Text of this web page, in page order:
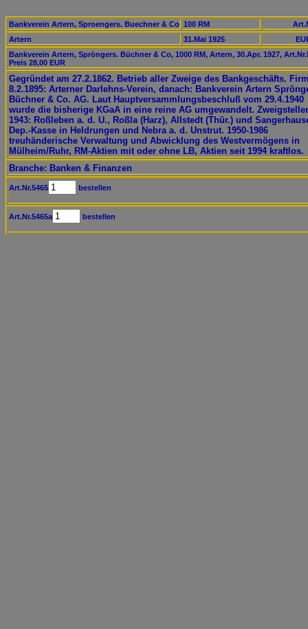
Bankverein Artern, Sproengers. Buechner & Co 100 RM
Artern
31.Mai 1925
Bankverein Artern, Spröngers. Büchner & Co, 1000 RM, Artern, 30.Apr. 1927,
Preis 28,00 EUR
Gegründet am 27.2.1862. Betrieb aller Zweige des Bankgeschäfts.
8.2.1895: Arterner Darlehns-Verein, danach: Bankverein Artern
Büchner & Co. AG. Laut Hauptversammlungsbeschluß vom 29.4.1940
wurde die bisherige KGaA in eine reine AG umgewandelt.
1943: Roßleben a. d. U., Roßla (Harz), Allstedt (Thür.) und
Dep.-Kasse in Heldrungen und Nebra a. d. Unstrut. 1950-1986
treuhänderische Verwaltung und Abwicklung des Westvermögens in
Mülheim/Ruhr, RM-Aktien mit oder ohne LB, Aktien seit 1994 kraftlos.
Branche: Banken & Finanzen
Art.Nr.5465 bestellen
Art.Nr.5465a bestellen